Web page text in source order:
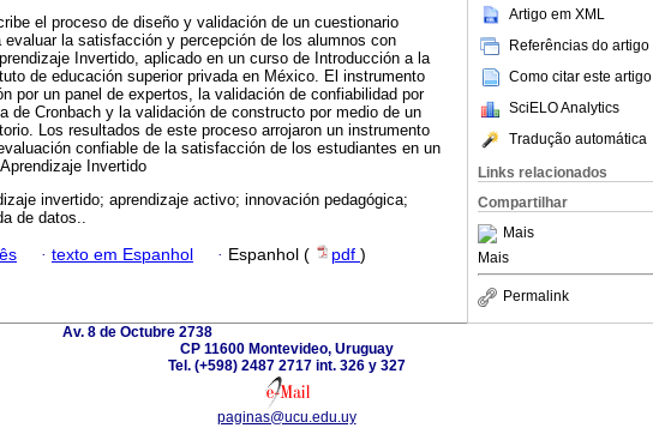
Artigo em XML
Referências do artigo
Como citar este artigo
SciELO Analytics
Tradução automática
Links relacionados
Compartilhar
Mais
Mais
Permalink
el proceso de diseño y validación de un cuestionario
evaluar la satisfacción y percepción de los alumnos con
Invertido, aplicado en un curso de Introducción a la
de educación superior privada en México. El instrumento
por un panel de expertos, la validación de confiabilidad por
de Cronbach y la validación de constructo por medio de un
Los resultados de este proceso arrojaron un instrumento
confiable de la satisfacción de los estudiantes en un
Invertido
invertido; aprendizaje activo; innovación pedagógica;
de datos..
· texto em Espanhol · Espanhol ( pdf )
Av. 8 de Octubre 2738
CP 11600 Montevideo, Uruguay
Tel. (+598) 2487 2717 int. 326 y 327
paginas@ucu.edu.uy